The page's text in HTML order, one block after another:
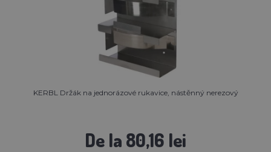
KERBL Držák na jednorázové rukavice, nástěnný nerezový
De la 80,16 lei